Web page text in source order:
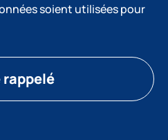
soient utilisées pour
rappelé